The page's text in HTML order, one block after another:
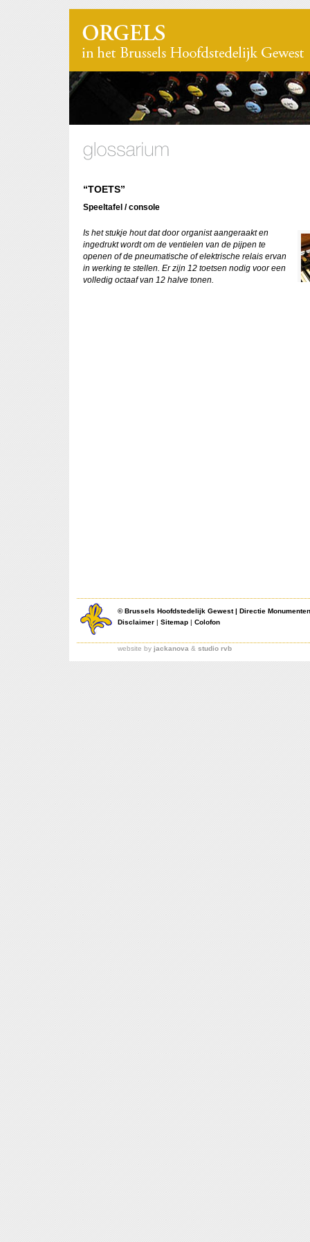
“TOETS”
Speeltafel / console
Is het stukje hout dat door organist aangeraakt en
ingedrukt wordt om de ventielen van de pijpen te
openen of de pneumatische of elektrische relais ervan
in werking te stellen. Er zijn 12 toetsen nodig voor een
volledig octaaf van 12 halve tonen.
©Brussels Hoofdstedelijk Gewest| Directie
Disclaimer | Sitemap | Colofon
website by jackanova & studio rvb